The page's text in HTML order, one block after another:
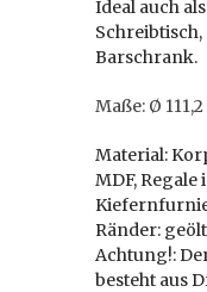
Ideal auch
Barschrank.
Maße: Ø
Material:
MDF,
Ränder:
Achtung!:
besteht aus